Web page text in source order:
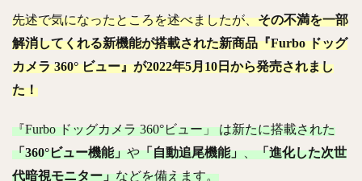
先述で気になったところを述べましたが、その不満を一部
解消してくれる新機能が搭載された新商品『Furbo ドッグ
カメラ 360° ビュー』が2022年5月10日から発売されまし
た！
『Furbo ドッグカメラ 360°ビュー」 は新たに搭載された
「360°ビュー機能」や「自動追尾機能」、「進化した次世
代暗視モニター」などを備えます。